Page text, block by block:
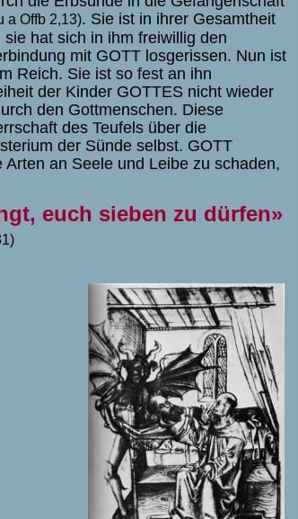
a Offb 2,13). Sie ist in ihrer Gesamtheit
hat sich in ihm freiwillig den
mit GOTT losgerissen. Nun ist
Reich. Sie ist so fest an ihn
der Kinder GOTTES nicht wieder
den Gottmenschen. Diese
des Teufels über die
der Sünde selbst. GOTT
an Seele und Leibe zu schaden,
euch sieben zu dürfen»